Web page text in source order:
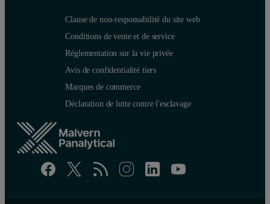
Clause de non-responsabilité du site web
Conditions de vente et de service
Réglementation sur la vie privée
Avis de confidentialité tiers
Marques de commerce
Déclaration de lutte contre l'esclavage